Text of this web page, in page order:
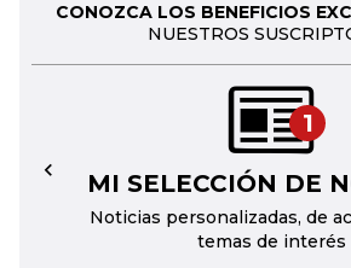
CONOZCA LOS BENEFICIOS
NUESTROS
1
MI SELECCIÓN DE
Noticias personalizadas, de
temas de interés
←